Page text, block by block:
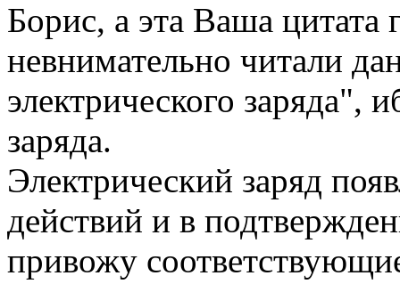
Борис, а эта Ваша цитата
невнимательно читали
электрического
заряда.
Электрический заряд
действий и в
привожу